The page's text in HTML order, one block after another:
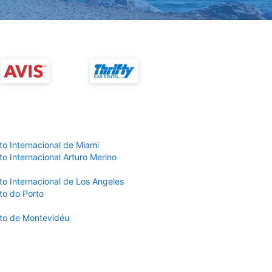
Internacional de Miami
Internacional Arturo Merino
Internacional de Los Angeles
do Porto
de Montevidéu